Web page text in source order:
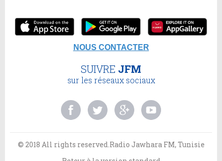
NOUS CONTACTER
SUIVRE JFM
sur les réseaux sociaux
© 2018 All rights reserved.Radio Jawhara FM, Tunisie